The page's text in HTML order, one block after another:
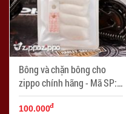
Bông và chặn bông cho
zippo chính hãng - Mã SP:
ZPC1604
100.000đ